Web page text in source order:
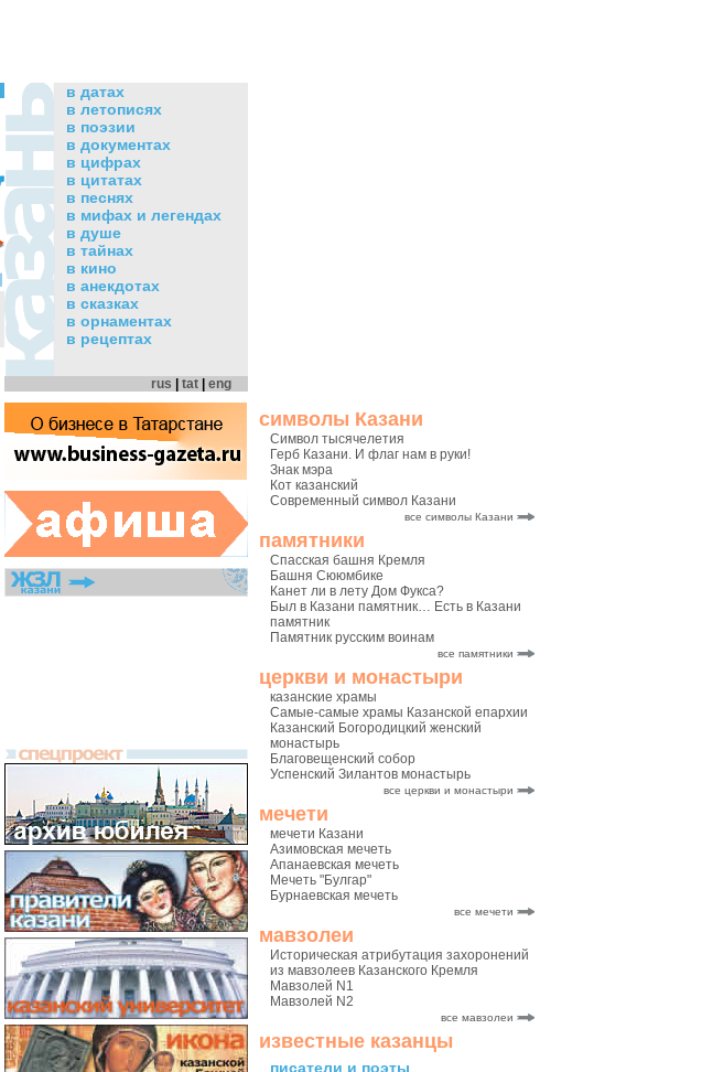
символы Казани
Символ тысячелетия
Герб Казани. И флаг нам в руки!
Знак мэра
Кот казанский
Современный символ Казани
все символы Казани
памятники
Спасская башня Кремля
Башня Сююмбике
Канет ли в лету Дом Фукса?
Был в Казани памятник… Есть в Казани
памятник
Памятник русским воинам
все памятники
церкви и монастыри
казанские храмы
Самые-самые храмы Казанской епархии
Казанский Богородицкий женский
монастырь
Благовещенский собор
Успенский Зилантов монастырь
все церкви и монастыри
мечети
мечети Казани
Азимовская мечеть
Апанаевская мечеть
Мечеть "Булгар"
Бурнаевская мечеть
все мечети
мавзолеи
Историческая атрибутация захоронений
из мавзолеев Казанского Кремля
Мавзолей N1
Мавзолей N2
все мавзолеи
известные казанцы
писатели и поэты
в датах
в летописях
в поэзии
в документах
в цифрах
в цитатах
в песнях
в мифах и легендах
в душе
в тайнах
в кино
в анекдотах
в сказках
в орнаментах
в рецептах
rus tat eng